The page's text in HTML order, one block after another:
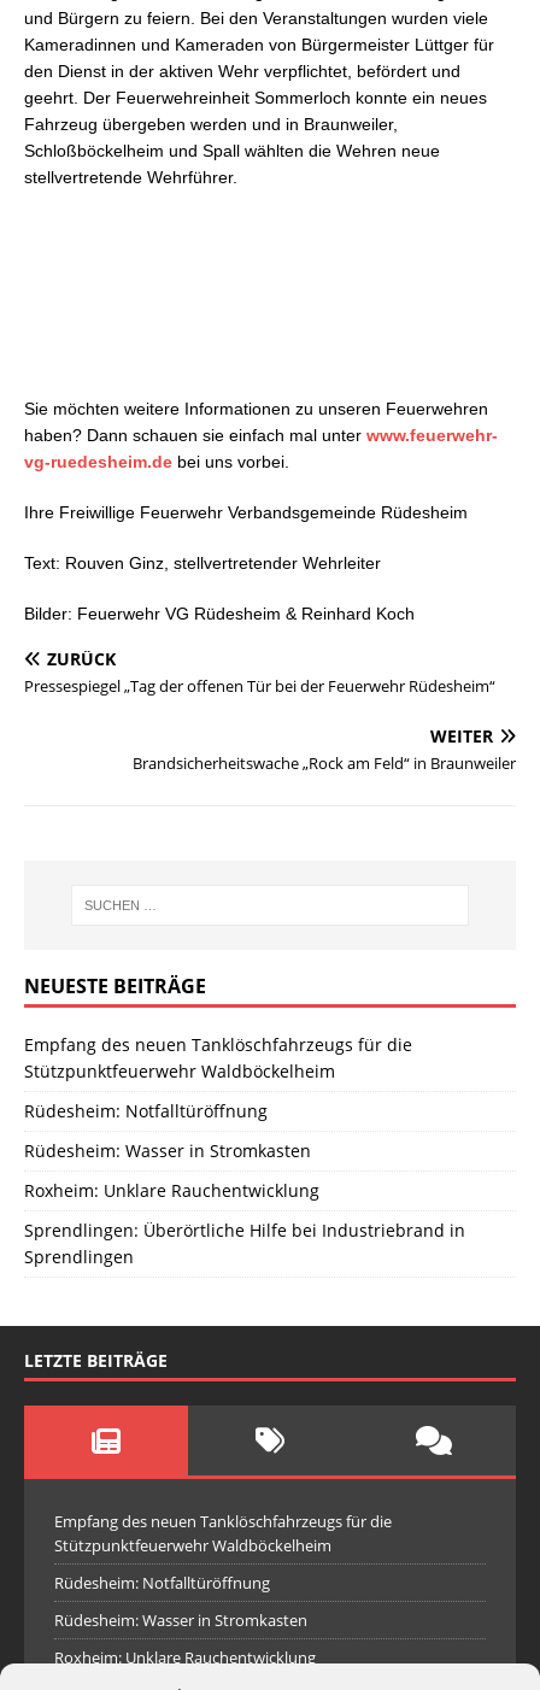
und Bürgern zu feiern. Bei den Veranstaltungen wurden viele
Kameradinnen und Kameraden von Bürgermeister Lüttger für
den Dienst in der aktiven Wehr verpflichtet, befördert und
geehrt. Der Feuerwehreinheit Sommerloch konnte ein neues
Fahrzeug übergeben werden und in Braunweiler,
Schloßböckelheim und Spall wählten die Wehren neue
stellvertretende Wehrführer.
Sie möchten weitere Informationen zu unseren Feuerwehren
haben? Dann schauen sie einfach mal unter www.feuerwehr-
vg-ruedesheim.de bei uns vorbei.
Ihre Freiwillige Feuerwehr Verbandsgemeinde Rüdesheim
Text: Rouven Ginz, stellvertretender Wehrleiter
Bilder: Feuerwehr VG Rüdesheim & Reinhard Koch
ZURÜCK
Pressespiegel „Tag der offenen Tür bei der Feuerwehr Rüdesheim“
WEITER
Brandsicherheitswache „Rock am Feld“ in Braunweiler
NEUESTE BEITRÄGE
Empfang des neuen Tanklöschfahrzeugs für die
Stützpunktfeuerwehr Waldböckelheim
Rüdesheim: Notfalltüröffnung
Rüdesheim: Wasser in Stromkasten
Roxheim: Unklare Rauchentwicklung
Sprendlingen: Überörtliche Hilfe bei Industriebrand in
Sprendlingen
LETZTE BEITRÄGE
Empfang des neuen Tanklöschfahrzeugs für die
Stützpunktfeuerwehr Waldböckelheim
Rüdesheim: Notfalltüröffnung
Rüdesheim: Wasser in Stromkasten
Roxheim: Unklare Rauchentwicklung